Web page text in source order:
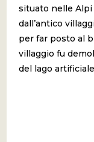
situato nelle
dall’antico
per far posto al
villaggio fu
del lago